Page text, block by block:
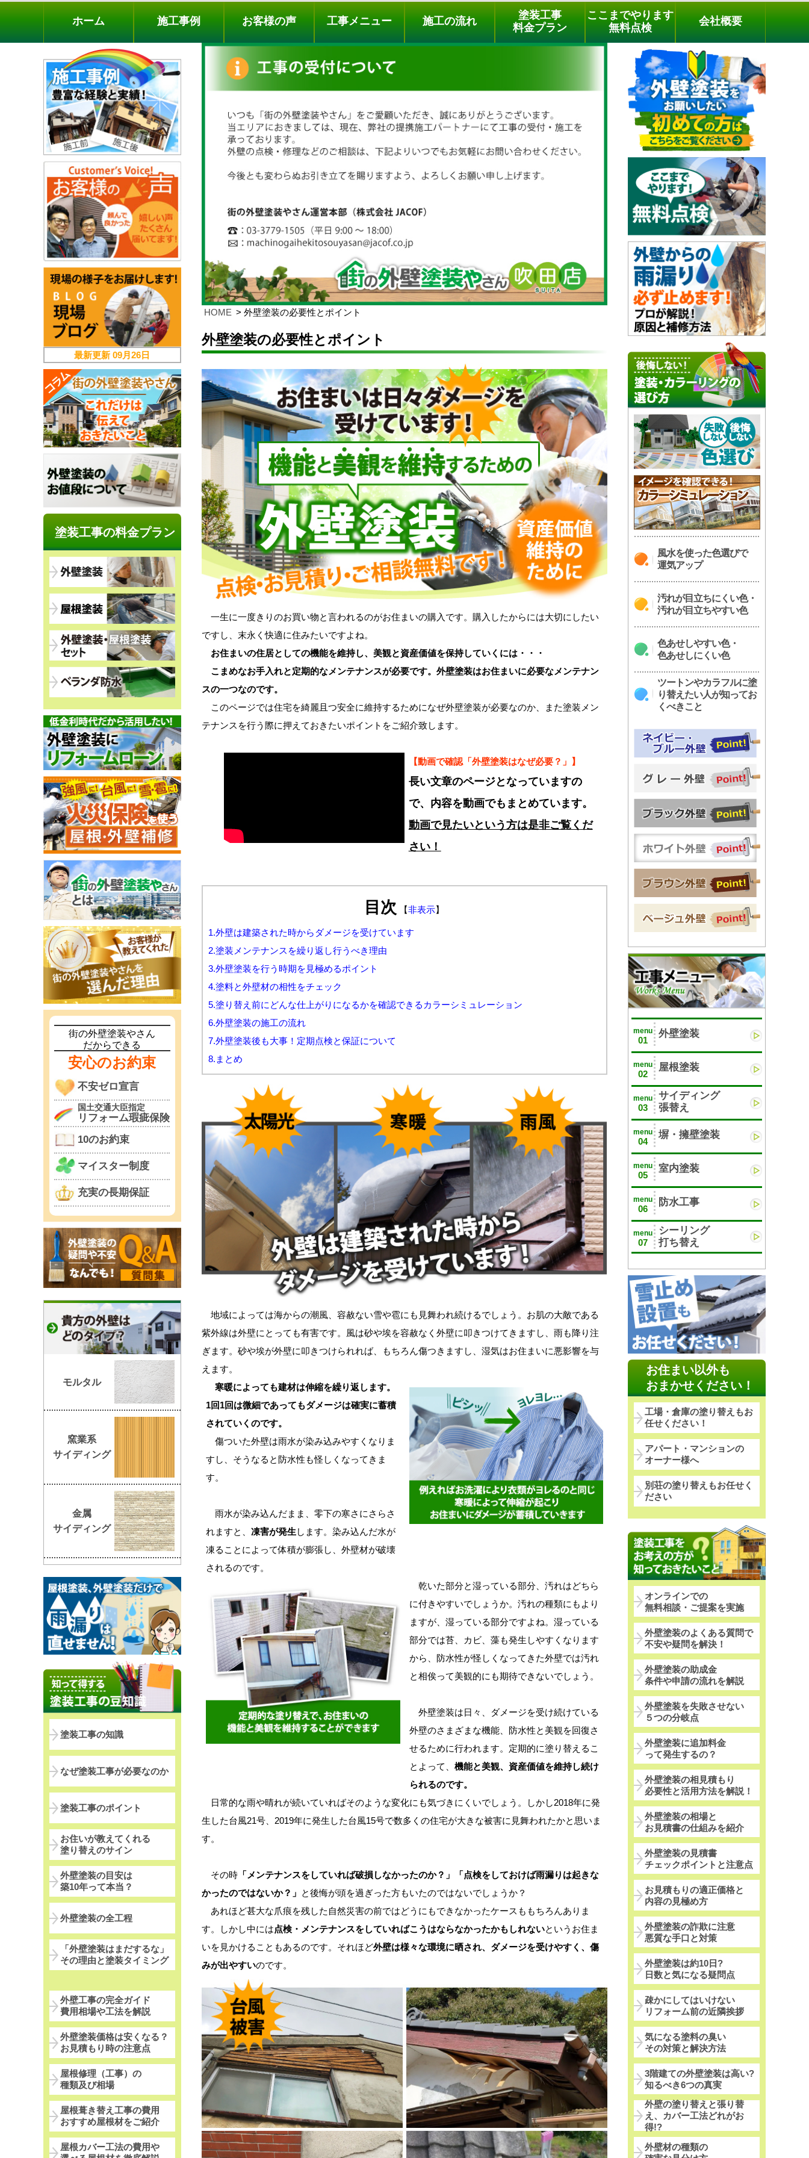
料金プラン 無料点検
電話でのご相談
[9時～18時まで受付中]
phone
ホーム 施工事例 お客様の声 工事メニュー 施工の流れ
塗装工事
料金プラン
ここまでやります
無料点検
会社概要
HOME 外壁塗装の必要性とポイント
外壁塗装の必要性とポイント
一生に一度きりのお買い物と言われるのがお住まいの購入です。購入したからには大切にしたい
ですし、末永く快適に住みたいですよね。
お住まいの住居としての機能を維持し、美観と資産価値を保持していくには・・・
こまめなお手入れと定期的なメンテナンスが必要です。外壁塗装はお住まいに必要なメンテナン
スの一つなのです。
このページでは住宅を綺麗且つ安全に維持するためになぜ外壁塗装が必要なのか、また塗装メン
テナンスを行う際に押えておきたいポイントをご紹介致します。
【動画で確認「外壁塗装はなぜ必要？」】
長い文章のページとなっていますの
で、内容を動画でもまとめています。
動画で見たいという方は是非ご覧くだ
さい！
目次 【非表示】
1.外壁は建築された時からダメージを受けています
2.塗装メンテナンスを繰り返し行うべき理由
3.外壁塗装を行う時期を見極めるポイント
4.塗料と外壁材の相性をチェック
5.塗り替え前にどんな仕上がりになるかを確認できるカラーシミュレーション
6.外壁塗装の施工の流れ
7.外壁塗装後も大事！定期点検と保証について
8.まとめ
地域によっては海からの潮風、容赦ない雪や雹にも見舞われ続けるでしょう。お肌の大敵である
紫外線は外壁にとっても有害です。風は砂や埃を容赦なく外壁に叩きつけてきますし、雨も降り注
ぎます。砂や埃が外壁に叩きつけられれば、もちろん傷つきますし、湿気はお住まいに悪影響を与
えます。
寒暖によっても建材は伸縮を繰り返します。
1回1回は微細であってもダメージは確実に蓄積
されていくのです。
傷ついた外壁は雨水が染み込みやすくなりま
すし、そうなると防水性も怪しくなってきま
す。
雨水が染み込んだまま、零下の寒さにさらさ
れますと、凍害が発生 します。染み込んだ水が
凍ることによって体積が膨張し、外壁材が破壊
されるのです。
乾いた部分と湿っている部分、汚れはどちら
に付きやすいでしょうか。汚れの種類にもより
ますが、湿っている部分ですよね。湿っている
部分では苔、カビ、藻も発生しやすくなります
から、防水性が怪しくなってきた外壁では汚れ
と相俟って美観的にも期待できないでしょう。
外壁塗装は日々、ダメージを受け続けている
外壁のさまざまな機能、防水性と美観を回復さ
せるために行われます。定期的に塗り替えるこ
とよって、 機能と美観、資産価値を維持し続け
られるのです。
日常的な雨や晴れが続いていればそのような変化にも気づきにくいでしょう。しかし2018年に発
生した台風21号、2019年に発生した台風15号で数多くの住宅が大きな被害に見舞われたかと思いま
す。
その時「メンテナンスをしていれば破損しなかったのか？」「点検をしておけば雨漏りは起きな
かったのではないか？」 と後悔が頭を過ぎった方もいたのではないでしょうか？
あれほど甚大な爪痕を残した自然災害の前ではどうにもできなかったケースももちろんありま
す。しかし中には点検・メンテナンスをしていればこうはならなかったかもしれないというお住ま
いを見かけることもあるのです。それほど外壁は様々な環境に晒され、ダメージを受けやすく、傷
みが出やすいのです。
風水を使った色選びで
運気アップ
汚れが目立ちにくい色・
汚れが目立ちやすい色
色あせしやすい色・
色あせしにくい色
ツートンやカラフルに塗
り替えたい人が知ってお
くべきこと
menu
01
外壁塗装
menu
02
屋根塗装
menu
03
サイディング
張替え
menu
04
塀・擁壁塗装
menu
05
室内塗装
menu
06
防水工事
menu
07
シーリング
打ち替え
お住まい以外も
おまかせください！
工場・倉庫の塗り替えもお
任せください！
アパート・マンションの
オーナー様へ
別荘の塗り替えもお任せく
ださい
オンラインでの
無料相談・ご提案を実施
外壁塗装のよくある質問で
不安や疑問を解決！
外壁塗装の助成金
条件や申請の流れを解説
外壁塗装を失敗させない
５つの分岐点
外壁塗装に追加料金
って発生するの？
外壁塗装の相見積もり
必要性と活用方法を解説！
外壁塗装の相場と
お見積書の仕組みを紹介
外壁塗装の見積書
チェックポイントと注意点
お見積もりの適正価格と
内容の見極め方
外壁塗装の詐欺に注意
悪質な手口と対策
外壁塗装は約10日?
日数と気になる疑問点
疎かにしてはいけない
リフォーム前の近隣挨拶
気になる塗料の臭い
その対策と解決方法
3階建ての外壁塗装は高い?
知るべき6つの真実
外壁の塗り替えと張り替
え、カバー工法どれがお
得!?
外壁材の種類の
最新更新09月26日
塗装工事の料金プラン
街の外壁塗装やさん
だからできる
安心のお約束
不安ゼロ宣言
国土交通大臣指定
リフォーム瑕疵保険
10のお約束
マイスター制度
充実の長期保証
モルタル
窯業系
サイディング
金属
サイディング
塗装工事の知識
なぜ塗装工事が必要なのか
塗装工事のポイント
お住いが教えてくれる
塗り替えのサイン
外壁塗装の目安は
築10年って本当？
外壁塗装の全工程
「外壁塗装はまだするな」
その理由と塗装タイミング
外壁工事の完全ガイド
費用相場や工法を解説
外壁塗装価格は安くなる？
お見積もり時の注意点
屋根修理（工事）の
種類及び相場
屋根葺き替え工事の費用
おすすめ屋根材をご紹介
屋根カバー工法の費用や